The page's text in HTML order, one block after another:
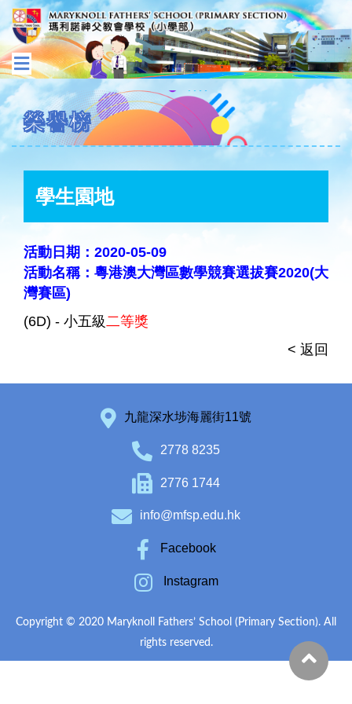
榮譽榜
學生園地
活動日期：2020-05-09
活動名稱：粵港澳大灣區數學競賽選拔賽2020(大
灣賽區)
(6D) - 小五級二等獎
< 返回
九龍深水埗海麗街11號
2778 8235
2776 1744
info@mfsp.edu.hk
Facebook
Instagram
Copyright © 2020 Maryknoll Fathers’ School (Primary Section). All
rights reserved.